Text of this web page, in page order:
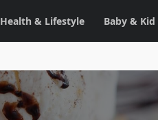
Health & Lifestyle Baby & Kid